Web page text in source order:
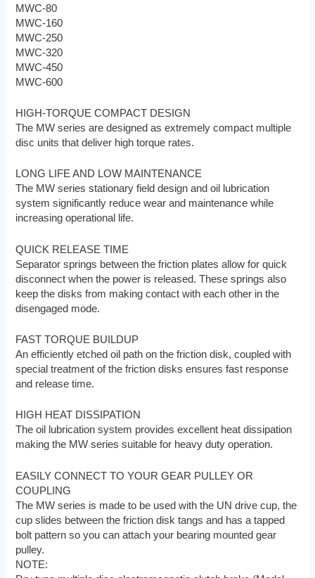
MWC-80
MWC-160
MWC-250
MWC-320
MWC-450
MWC-600
HIGH-TORQUE COMPACT DESIGN
The MW series are designed as extremely compact multiple
disc units that deliver high torque rates.
LONG LIFE AND LOW MAINTENANCE
The MW series stationary field design and oil lubrication
system significantly reduce wear and maintenance while
increasing operational life.
QUICK RELEASE TIME
Separator springs between the friction plates allow for quick
disconnect when the power is released. These springs also
keep the disks from making contact with each other in the
disengaged mode.
FAST TORQUE BUILDUP
An efficiently etched oil path on the friction disk, coupled with
special treatment of the friction disks ensures fast response
and release time.
HIGH HEAT DISSIPATION
The oil lubrication system provides excellent heat dissipation
making the MW series suitable for heavy duty operation.
EASILY CONNECT TO YOUR GEAR PULLEY OR
COUPLING
The MW series is made to be used with the UN drive cup, the
cup slides between the friction disk tangs and has a tapped
bolt pattern so you can attach your bearing mounted gear
pulley.
NOTE: